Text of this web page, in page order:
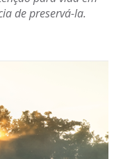
de preservá-la.